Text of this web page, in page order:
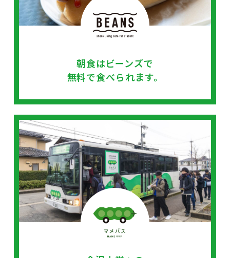
朝食はビーンズで
無料で食べられます。